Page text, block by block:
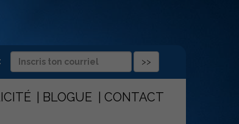
BLOGUE CONTACT